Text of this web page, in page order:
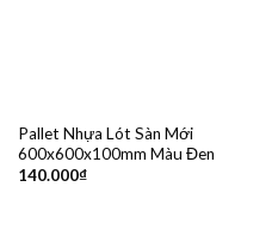
Pallet Nhựa Lót Sàn Mới
600x600x100mm Màu Đen
140.000₫